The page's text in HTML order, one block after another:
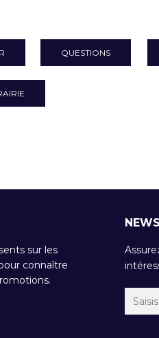
QUESTIONS
sur les
connaître